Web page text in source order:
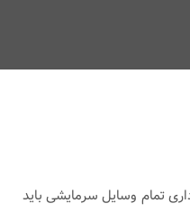
تمام وسایل سرمایشی باید